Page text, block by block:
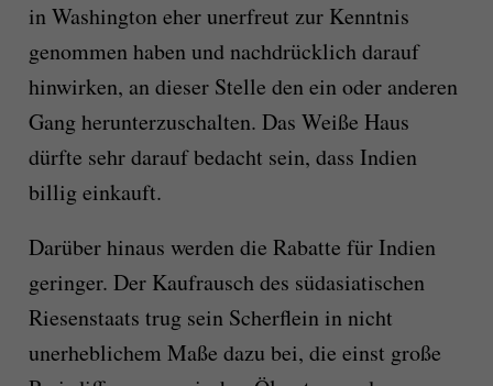
in Washington eher unerfreut zur Kenntnis
genommen haben und nachdrücklich darauf
hinwirken, an dieser Stelle den ein oder anderen
Gang herunterzuschalten. Das Weiße Haus
dürfte sehr darauf bedacht sein, dass Indien
billig einkauft.
Darüber hinaus werden die Rabatte für Indien
geringer. Der Kaufrausch des südasiatischen
Riesenstaats trug sein Scherflein in nicht
unerheblichem Maße dazu bei, die einst große